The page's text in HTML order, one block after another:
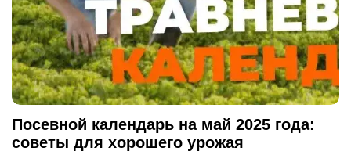
Посевной календарь на май 2025 года:
советы для хорошего урожая